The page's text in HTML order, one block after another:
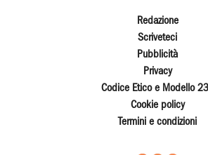
Redazione
Scriveteci
Pubblicità
Privacy
Codice Etico e Modello
Cookie policy
Termini e condizioni